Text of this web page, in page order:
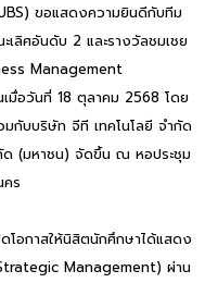
ขอแสดงความยินดีกับทีม
ลิศอันดับ 2 และรางวัลชมเชย
Management
อวันที่ 18 ตุลาคม 2568 โดย
กับบริษัท จีที เทคโนโลยี จำกัด
ด (มหาชน) จัดขึ้น ณ หอประชุม
ร
โอกาสให้นิสิตนักศึกษาได้แสดง
Management) ผ่าน